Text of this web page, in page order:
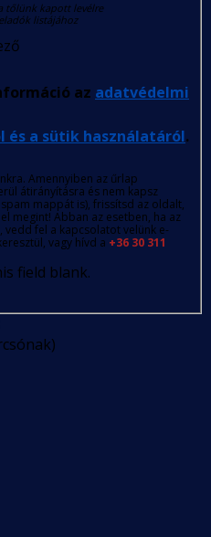
tőlünk kapott levélre
listájához
az adatvédelmi
és a sütik használatáról.
Amennyiben az űrlap
átirányításra és nem kapsz
mappát is), frissítsd az oldalt,
megint! Abban az esetben, ha az
fel a kapcsolatot velünk e-
vagy hívd a +36 30 311
field blank.